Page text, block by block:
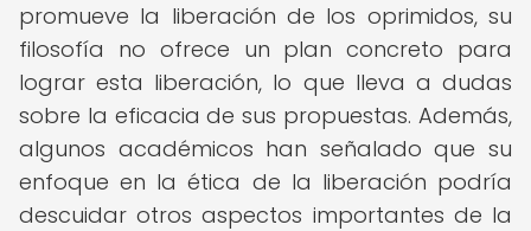
promueve la liberación de los oprimidos, su
filosofía no ofrece un plan concreto para
lograr esta liberación, lo que lleva a dudas
sobre la eficacia de sus propuestas. Además,
algunos académicos han señalado que su
enfoque en la ética de la liberación podría
descuidar otros aspectos importantes de la